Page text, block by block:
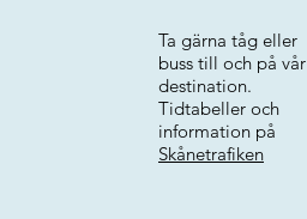
Ta gärna tåg eller
buss till och på vår
destination.
Tidtabeller och
information på
Skånetrafiken